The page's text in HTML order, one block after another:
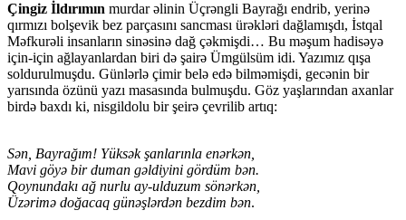
Çingiz İldırımın murdar əlinin Üçrəngli Bayrağı endrib, yerinə
qırmızı bolşevik bez parçasını sancması ürəkləri dağlamışdı, İstqal
Məfkurəli insanların sinəsinə dağ çəkmişdi… Bu məşum hadisəyə
için-için ağlayanlardan biri də şairə Ümgülsüm idi. Yazımız qışa
soldurulmuşdu. Günlərlə çimir belə edə bilməmişdi, gecənin bir
yarısında özünü yazı masasında bulmuşdu. Göz yaşlarından axanlar
birdə baxdı ki, nisgildolu bir şeirə çevrilib artıq:
Sən, Bayrağım! Yüksək şanlarınla enərkən,
Mavi göyə bir duman gəldiyini gördüm bən.
Qoynundakı ağ nurlu ay-ulduzum sönərkən,
Üzərimə doğacaq günəşlərdən bezdim bən.